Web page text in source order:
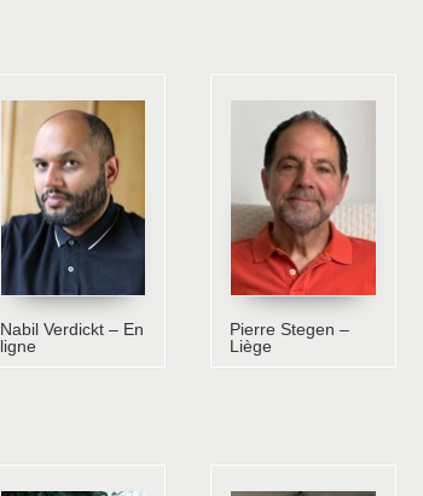
Nabil Verdickt – En
ligne
Pierre Stegen –
Liège